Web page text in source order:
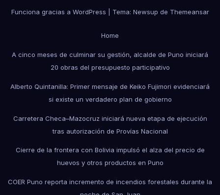
Funciona gracias a WordPress Tema: Newsup de Themeansar
Home
A cinco meses de culminar su gestión, alcalde de Puno iniciará
20 obras del presupuesto participativo
Alberto Quintanilla: Primer mensaje de Keiko Fujimori evidenciará
si existe un verdadero plan de gobierno
Carretera Checa–Mazocruz iniciará nueva etapa de ejecución
tras autorización de Provías Nacional
Cierre de la frontera con Bolivia impulsó el alza del precio de
huevos y otros productos en Puno
COER Puno reporta incremento de incendios forestales durante la